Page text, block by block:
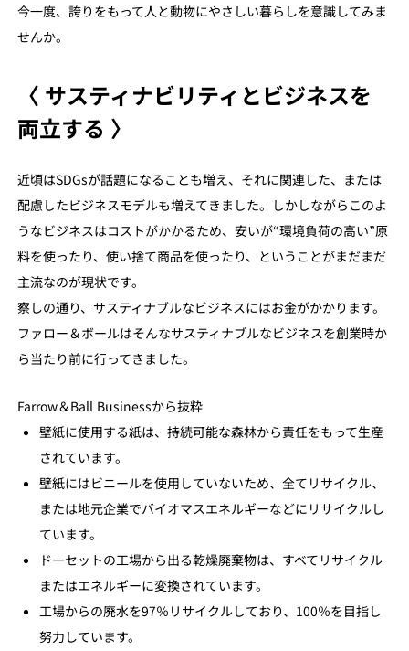
今一度、誇りをもって人と動物にやさしい暮らしを意識してみま
せんか。
〈 サスティナビリティとビジネスを
両立する 〉
近頃はSDGsが話題になることも増え、それに関連した、または
配慮したビジネスモデルも増えてきました。しかしながらこのよ
うなビジネスはコストがかかるため、安いが“環境負荷の高い”原
料を使ったり、使い捨て商品を使ったり、ということがまだまだ
主流なのが現状です。
察しの通り、サスティナブルなビジネスにはお金がかかります。
ファロー＆ボールはそんなサスティナブルなビジネスを創業時か
ら当たり前に行ってきました。
Farrow＆Ball Businessから抜粋
壁紙に使用する紙は、持続可能な森林から責任をもって生産
されています。
壁紙にはビニールを使用していないため、全てリサイクル、
または地元企業でバイオマスエネルギーなどにリサイクルし
ています。
ドーセットの工場から出る乾燥廃棄物は、すべてリサイクル
またはエネルギーに変換されています。
工場からの廃水を97％リサイクルしており、100％を目指し
努力しています。